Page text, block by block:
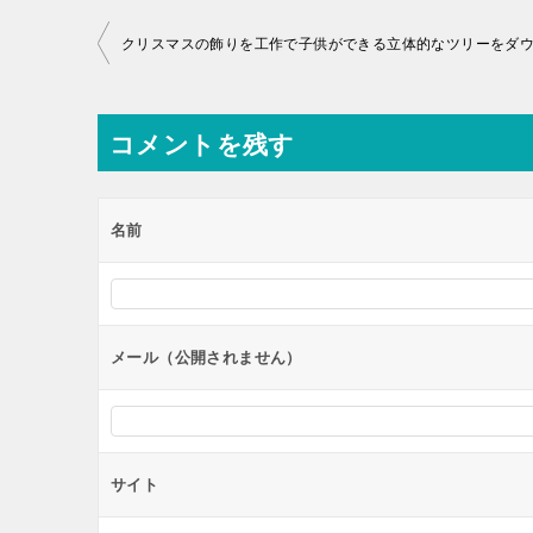
投
ナ
ビ
ー
ョ
ン
クリスマスの飾りを工作で子供ができる立体的なツリーをダ
コメントを残す
名前
メール（公開されません）
サイト